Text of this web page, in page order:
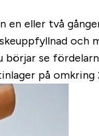
eller två
och
se
på omkring